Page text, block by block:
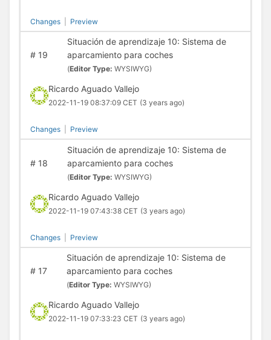
Changes Preview
#19
Situación de aprendizaje 10: Sistema de
aparcamiento para coches
(Editor Type: WYSIWYG)
Ricardo Aguado Vallejo
2022-11-19 08:37:09 CET (3 years ago)
Changes Preview
#18
Situación de aprendizaje 10: Sistema de
aparcamiento para coches
(Editor Type: WYSIWYG)
Ricardo Aguado Vallejo
2022-11-19 07:43:38 CET (3 years ago)
Changes Preview
#17
Situación de aprendizaje 10: Sistema de
aparcamiento para coches
(Editor Type: WYSIWYG)
Ricardo Aguado Vallejo
2022-11-19 07:33:23 CET (3 years ago)